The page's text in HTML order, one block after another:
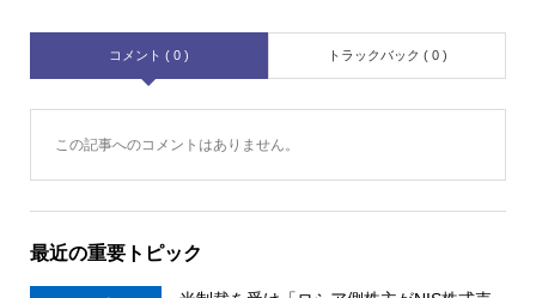
コメント ( 0 ) トラックバック ( 0 )
この記事へのコメントはありません。
最近の重要トピック